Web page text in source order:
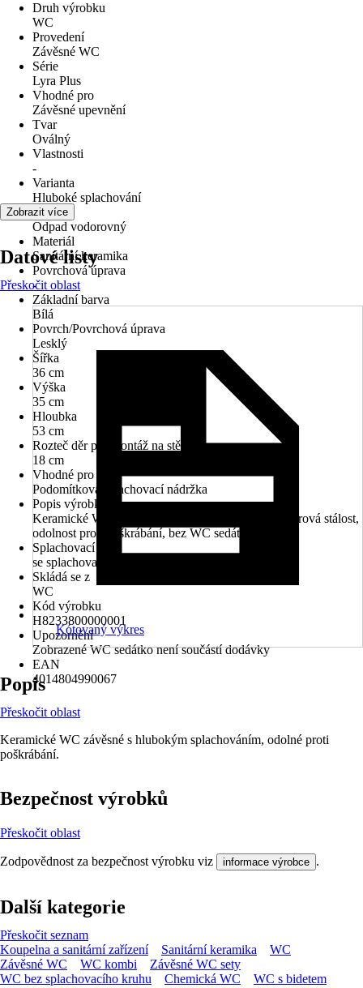
Druh výrobku
WC
Provedení
Závěsné WC
Série
Lyra Plus
Vhodné pro
Závěsné upevnění
Tvar
Oválný
Vlastnosti
-
Varianta
Hluboké splachování
Odpad
Odpad vodorovný
Materiál
Sanitární keramika
Povrchová úprava
-
Základní barva
Bílá
Povrch/Povrchová úprava
Lesklý
Šířka
36 cm
Výška
35 cm
Hloubka
53 cm
Rozteč děr pro montáž na stěnu
18 cm
Vhodné pro
Podomítková splachovací nádržka
Popis výrobku
Keramické WC závěsné, hluboké splachování., Tvarová stálost,
odolnost proti poškrábání, bez WC sedátka
Splachovací kruh
se splachovacím kruhem
Skládá se z
WC
Kód výrobku
H8233800000001
Upozornění
Zobrazené WC sedátko není součástí dodávky
EAN
4014804990067
Zobrazit více
Datové listy
Přeskočit oblast
Kótovaný výkres
Popis
Přeskočit oblast
Keramické WC závěsné s hlubokým splachováním, odolné proti
poškrábání.
Bezpečnost výrobků
Přeskočit oblast
Zodpovědnost za bezpečnost výrobku viz informace výrobce .
Další kategorie
Přeskočit seznam
Koupelna a sanitární zařízení
Sanitární keramika
WC
Závěsné WC
WC kombi
Závěsné WC sety
WC bez splachovacího kruhu
Chemická WC
WC s bidetem